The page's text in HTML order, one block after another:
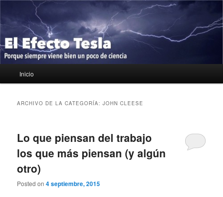
contenido
principal
contenido
secundario
El Efecto Tesla
Porque siempre viene bien un poco de ciencia
principal
Inicio
ARCHIVO DE LA CATEGORÍA:JOHN CLEESE
Lo que piensan del trabajo
los que más piensan (y algún
otro)
Posted on4 septiembre, 2015